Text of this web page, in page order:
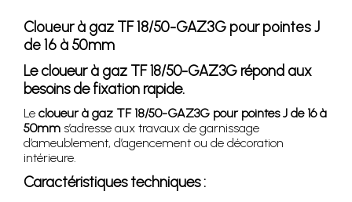
Cloueur à gaz TF 18/50-GAZ3G pour pointes J
de 16 à 50mm
Le cloueur à gaz TF 18/50-GAZ3G répond aux
besoins de fixation rapide.
Le cloueur à gaz TF 18/50-GAZ3G pour pointes J de 16 à
50mm s’adresse aux travaux de garnissage
d’ameublement, d’agencement ou de décoration
intérieure.
Caractéristiques techniques :